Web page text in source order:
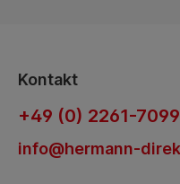
Kontakt
+49 (0) 2261-
info@hermann-